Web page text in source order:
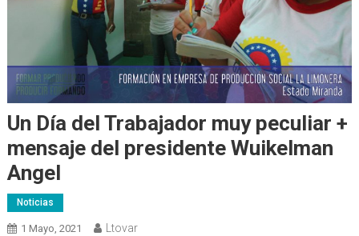
Un Día del Trabajador muy peculiar +
mensaje del presidente Wuikelman
Angel
Noticias
1 Mayo, 2021 Ltovar